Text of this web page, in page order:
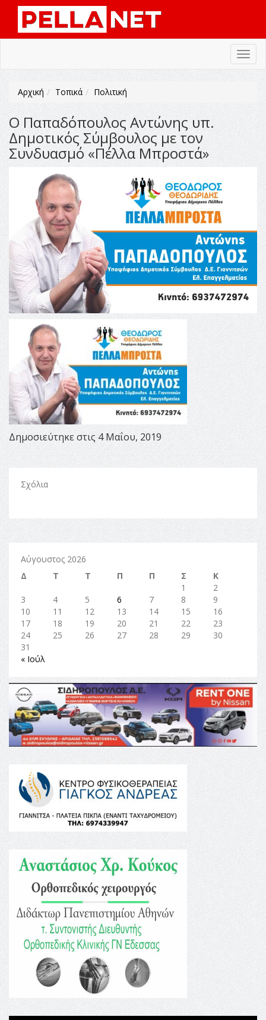
Αρχική Τοπικά Πολιτική
Ο Παπαδόπουλος Αντώνης υπ.
Δημοτικός Σύμβουλος με τον
Συνδυασμό «Πέλλα Μπροστά»
Δημοσιεύτηκε στις 4 Μαΐου, 2019
Σχόλια
Αύγουστος 2026
Δ
Τ Τ Π Π Σ
Κ
1
2
3
4 5 6 7 8
9
10
11 12 13 14 15
16
17
18 19 20 21 22
23
24
25 26 27 28 29
30
31
« Ιούλ